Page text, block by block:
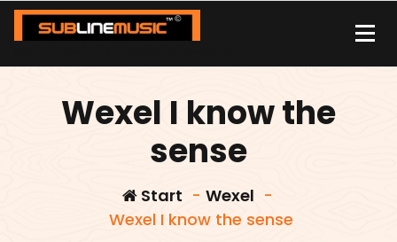
Zum
Inhalt
Wexel I know the
sense
Start - Wexel -
Wexel I know the sense